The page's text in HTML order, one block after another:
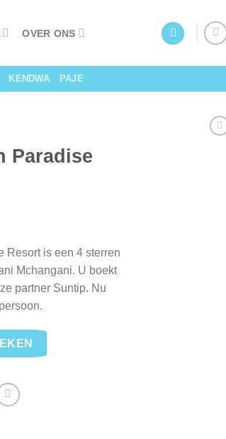
OVER ONS
KENDWA PAJE
Paradise
Resort is een 4 sterren
Mchangani. U boekt
partner Suntip. Nu